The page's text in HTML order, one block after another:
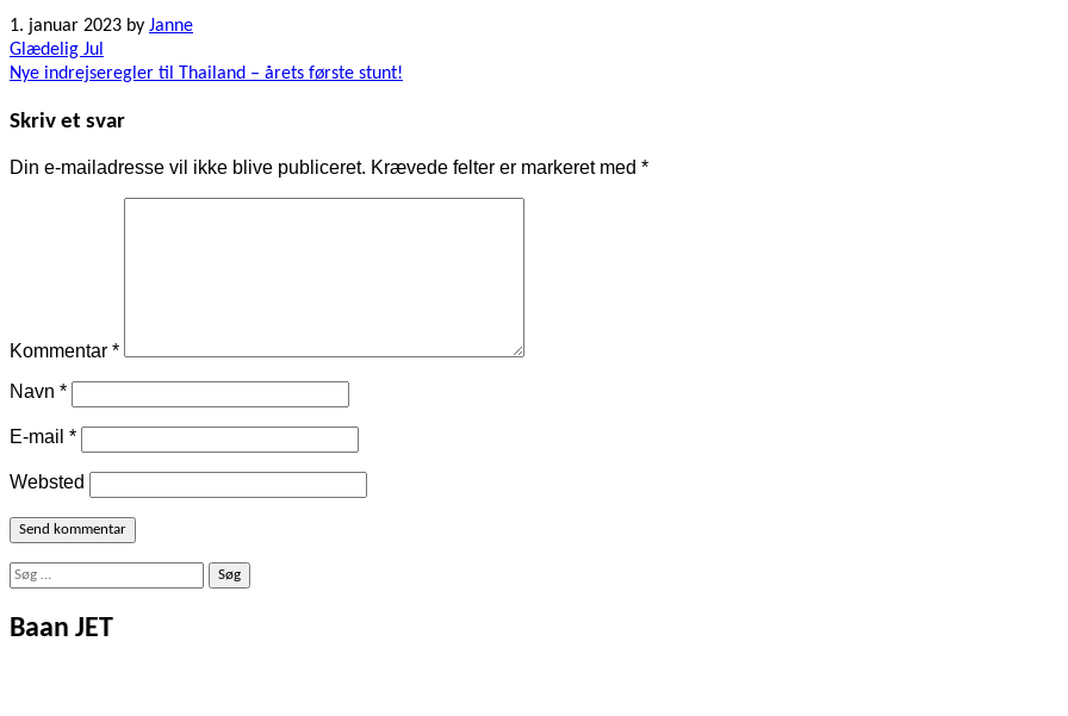
1. januar 2023 by Janne
Indlægsnavigation
Glædelig Jul
Nye indrejseregler til Thailand – årets første stunt!
Skriv et svar
Din e-mailadresse vil ikke blive publiceret. Krævede felter er markeret med *
Kommentar *
Navn *
E-mail *
Websted
Søg
Baan JET